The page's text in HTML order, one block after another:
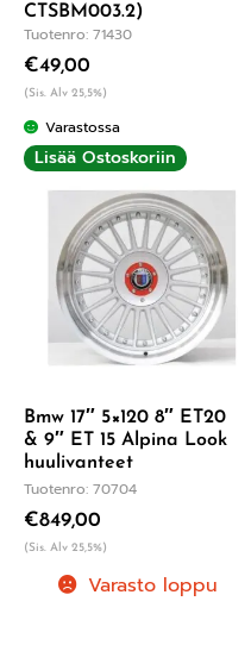
CTSBM003.2)
Tuotenro: 71430
€49,00
(Sis. Alv 25,5%)
Varastossa
Lisää Ostoskoriin
Bmw 17″ 5×120 8″ ET20
& 9″ ET 15 Alpina Look
huulivanteet
Tuotenro: 70704
€849,00
(Sis. Alv 25,5%)
Varasto loppu